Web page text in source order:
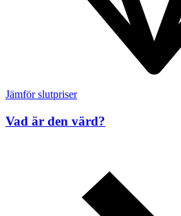
Jämför slutpriser
Vad är den värd?